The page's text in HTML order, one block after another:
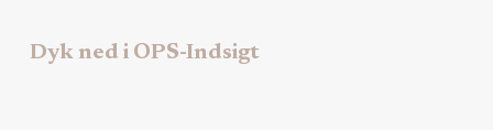
Dyk ned i OPS-Indsigt